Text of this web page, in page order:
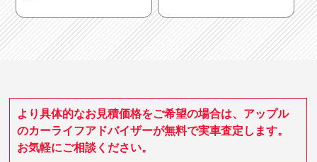
より具体的なお見積価格をご希望の場合は、アップル
のカーライフアドバイザーが無料で実車査定します。
お気軽にご相談ください。